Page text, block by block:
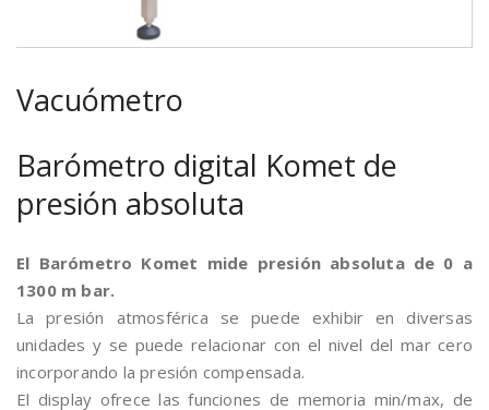
Vacuómetro
Barómetro digital Komet de
presión absoluta
El Barómetro Komet mide presión absoluta de 0 a
1300 m bar.
La presión atmosférica se puede exhibir en diversas
unidades y se puede relacionar con el nivel del mar cero
incorporando la presión compensada.
El display ofrece las funciones de memoria min/max, de